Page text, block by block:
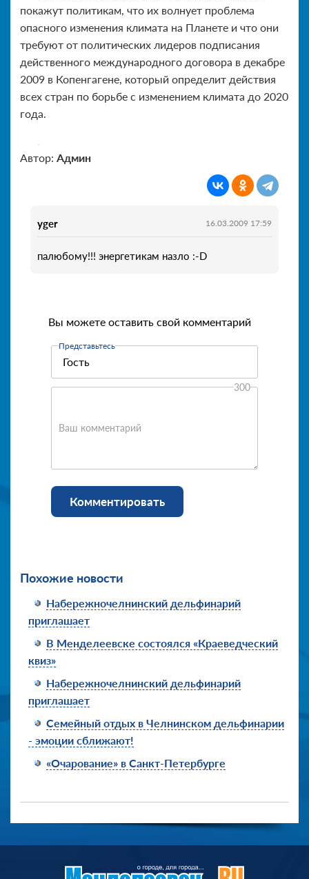
покажут политикам, что их волнует проблема
опасного изменения климата на Планете и что они
требуют от политических лидеров подписания
действенного международного договора в декабре
2009 в Копенгагене, который определит действия
всех стран по борьбе с изменением климата до 2020
года.
Автор: Админ
yger 16.03.2009 17:59
палюбому!!! энергетикам назло :-D
Вы можете оставить свой комментарий
Представьтесь
Ваш комментарий
300
Комментировать
Похожие новости
Набережночелнинский дельфинарий
приглашает
В Менделеевске состоялся «Краеведческий
квиз»
Набережночелнинский дельфинарий
приглашает
Семейный отдых в Челнинском дельфинарии
- эмоции сближают!
«Очарование» в Санкт-Петербурге